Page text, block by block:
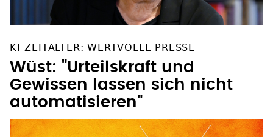
KI-ZEITALTER: WERTVOLLE PRESSE
Wüst: "Urteilskraft und
Gewissen lassen sich nicht
automatisieren"